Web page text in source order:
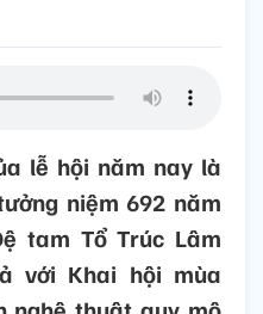
lễ hội năm nay là
niệm 692 năm
tam Tổ Trúc Lâm
với Khai hội mùa